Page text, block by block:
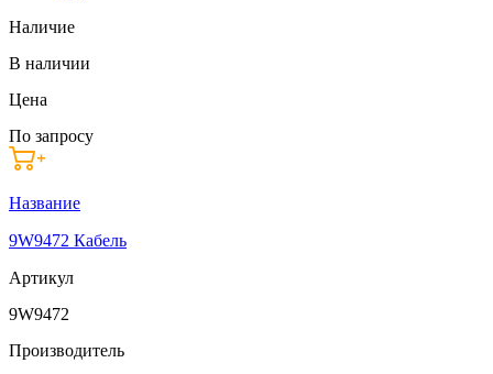
Наличие
В наличии
Цена
По запросу
Название
9W9472 Кабель
Артикул
9W9472
Производитель